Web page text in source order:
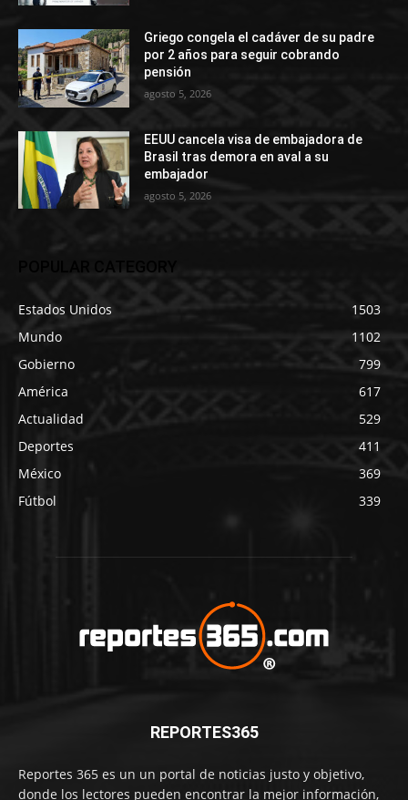
Griego congela el cadáver de su padre
por 2 años para seguir cobrando
pensión
agosto 5, 2026
EEUU cancela visa de embajadora de
Brasil tras demora en aval a su
embajador
agosto 5, 2026
POPULAR CATEGORY
Estados Unidos
1503
Mundo
1102
Gobierno
799
América
617
Actualidad
529
Deportes
411
México
369
Fútbol
339
REPORTES365
Reportes 365 es un un portal de noticias justo y objetivo,
donde los lectores pueden encontrar la mejor información,